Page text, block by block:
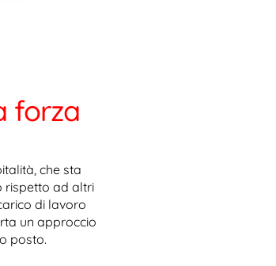
forza
che sta
rispetto ad altri
di lavoro
un approccio
posto.